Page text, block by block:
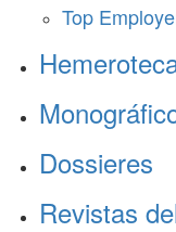
Top
Dossieres
Revistas